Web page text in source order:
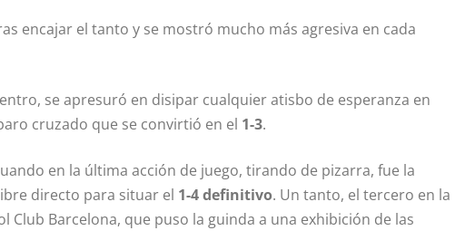
encajar el tanto y se mostró mucho más agresiva en cada
se apresuró en disipar cualquier atisbo de esperanza en
cruzado que se convirtió en el 1-3.
en la última acción de juego, tirando de pizarra, fue la
directo para situar el 1-4 definitivo. Un tanto, el tercero en la
Barcelona, que puso la guinda a una exhibición de las